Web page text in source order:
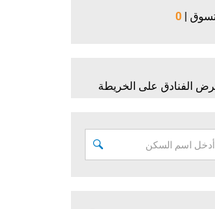
|
الفنادق على الخريطة